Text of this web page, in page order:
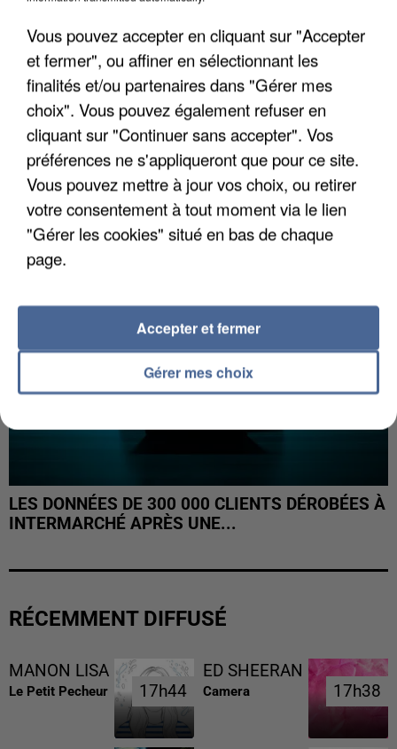
UNE TOURISTE DE L’OISE EMPORTÉE PAR UNE
COULÉE DE BOUE EN HAUTE-SAVOIE
LES DONNÉES DE 300 000 CLIENTS DÉROBÉES À
INTERMARCHÉ APRÈS UNE...
RÉCEMMENT DIFFUSÉ
MANON LISA
Le Petit Pecheur 17h44
17h44
ED SHEERAN
Camera 17h38
17h38
Vous pouvez accepter en cliquant sur "Accepter
et fermer", ou affiner en sélectionnant les
finalités et/ou partenaires dans "Gérer mes
choix". Vous pouvez également refuser en
cliquant sur "Continuer sans accepter". Vos
préférences ne s'appliqueront que pour ce site.
Vous pouvez mettre à jour vos choix, ou retirer
votre consentement à tout moment via le lien
"Gérer les cookies" situé en bas de chaque
page.
Gérer mes choix
Accepter et fermer